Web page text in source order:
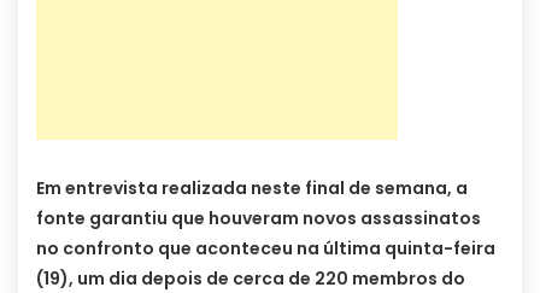
Em entrevista realizada neste final de semana, a
fonte garantiu que houveram novos assassinatos
no confronto que aconteceu na última quinta-feira
(19), um dia depois de cerca de 220 membros do